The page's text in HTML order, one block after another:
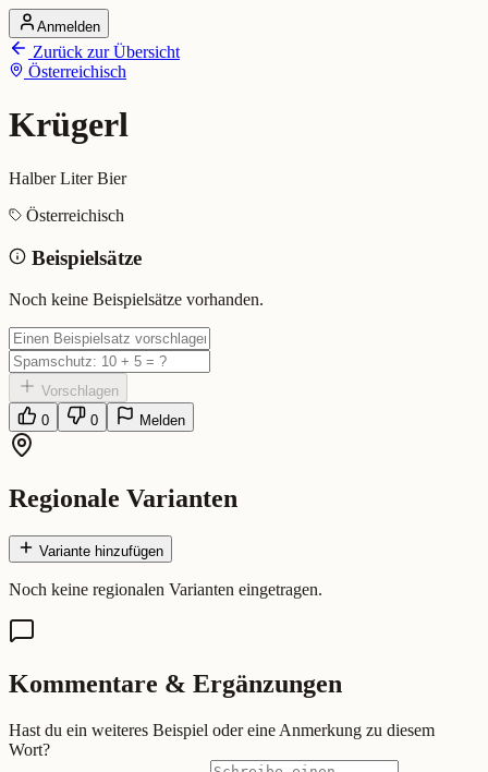
Startseite
Alle Dialekte
Dialekte vergleichen
Dialekt-Karte
Ranking
Krügerl (Österreichisch)
Bedeutung: Halber Liter Bier
Eingereicht von: Mundwerk Team
Anmelden
Zurück zur Übersicht
Österreichisch
Krügerl
Halber Liter Bier
Österreichisch
Beispielsätze
Noch keine Beispielsätze vorhanden.
Vorschlagen
0
0 Melden
Regionale Varianten
Variante hinzufügen
Noch keine regionalen Varianten eingetragen.
Kommentare & Ergänzungen
Hast du ein weiteres Beispiel oder eine Anmerkung zu diesem
Wort?